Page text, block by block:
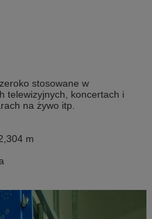
stosowane w
telewizyjnych, koncertach i
na żywo itp.
m